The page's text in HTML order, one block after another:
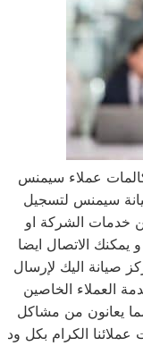
عملاء سيمنس
سيمنس لتسجيل
خدمات الشركة او
الاتصال ايضا
صيانة اليك لإرسال
العملاء الخاصين
يعانون من مشاكل
الكرام بكل ود